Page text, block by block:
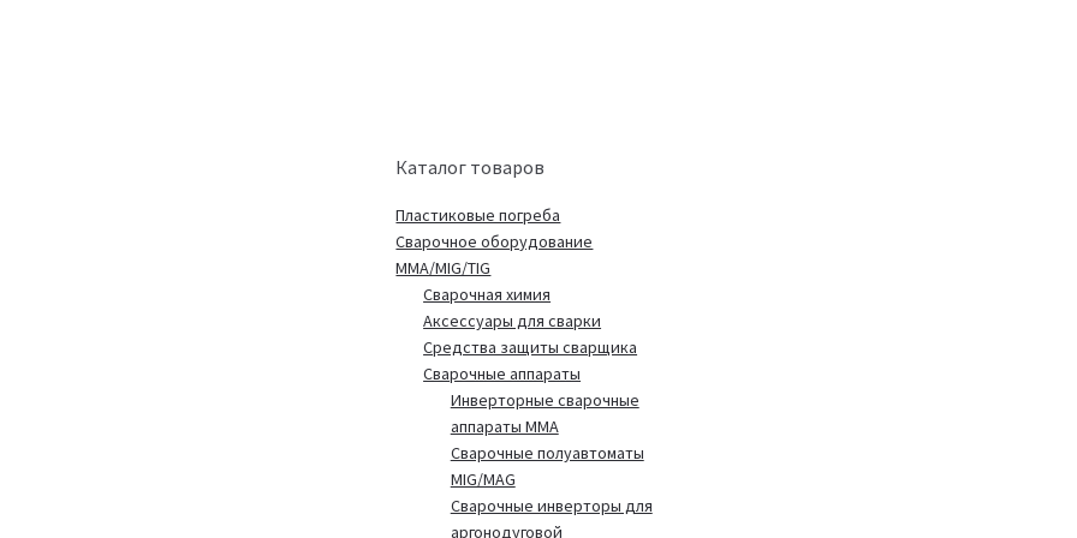
Каталог товаров
Пластиковые погреба
Сварочное оборудование
MMA/MIG/TIG
Сварочная химия
Аксессуары для сварки
Средства защиты сварщика
Сварочные аппараты
Инверторные сварочные
аппараты MMA
Сварочные полуавтоматы
MIG/MAG
Сварочные инверторы для
аргонодуговой